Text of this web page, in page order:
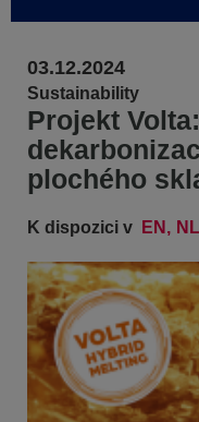
03.12.2024
Sustainability
Projekt
plochého
K dispozici v EN NL